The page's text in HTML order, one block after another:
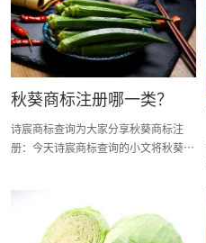
秋葵商标注册哪一类？
诗宸商标查询为大家分享秋葵商标注
册：今天诗宸商标查询的小文将秋葵商
标注册证书有效期等资料整理出来。